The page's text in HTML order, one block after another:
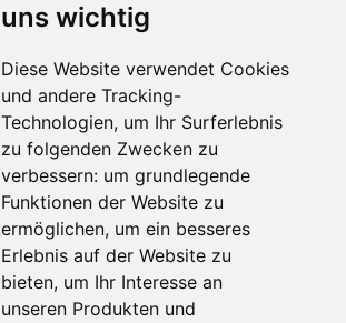
uns wichtig
Diese Website verwendet Cookies
und andere Tracking-
Technologien, um Ihr Surferlebnis
zu folgenden Zwecken zu
verbessern: um grundlegende
Funktionen der Website zu
ermöglichen, um ein besseres
Erlebnis auf der Website zu
bieten, um Ihr Interesse an
unseren Produkten und
Für Makler:innen
Über Uns
Vorteile
Kontakt
Software Partner
Teilnahme